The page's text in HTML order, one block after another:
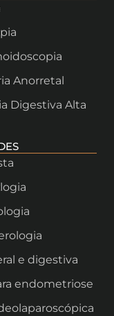
Anorretal
Digestiva Alta
e digestiva
endometriose